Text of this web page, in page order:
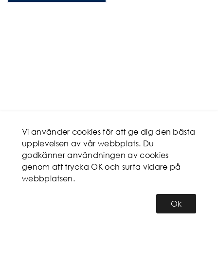
Vi använder cookies för att ge dig den bästa
upplevelsen av vår webbplats. Du
godkänner användningen av cookies
genom att trycka OK och surfa vidare på
webbplatsen.
Ok